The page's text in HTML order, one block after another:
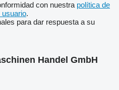
con nuestra política de
usuario.
para dar respuesta a su
Handel GmbH